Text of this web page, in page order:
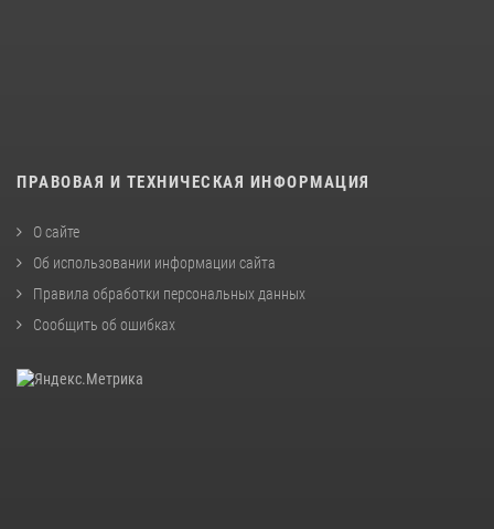
ПРАВОВАЯ И ТЕХНИЧЕСКАЯ ИНФОРМАЦИЯ
О сайте
Об использовании информации сайта
Правила обработки персональных данных
Сообщить об ошибках